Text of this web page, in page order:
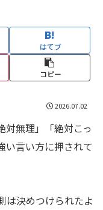
はてブ
コピー
2026.07.02
対無理」「絶対こっ
い言い方に押されて
は決めつけられたよ